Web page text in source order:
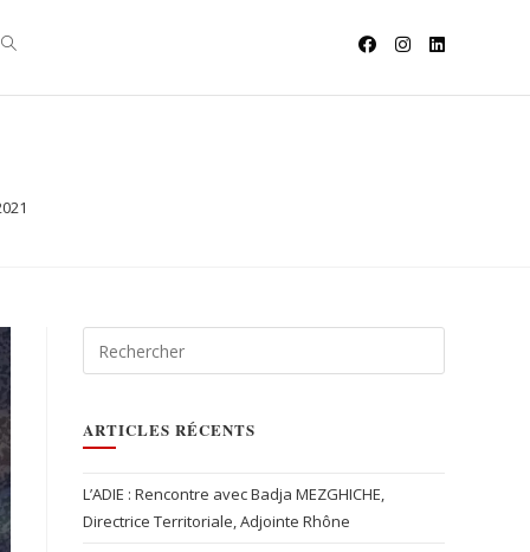
ARTICLES RÉCENTS
L’ADIE : Rencontre avec Badja MEZGHICHE,
Directrice Territoriale, Adjointe Rhône